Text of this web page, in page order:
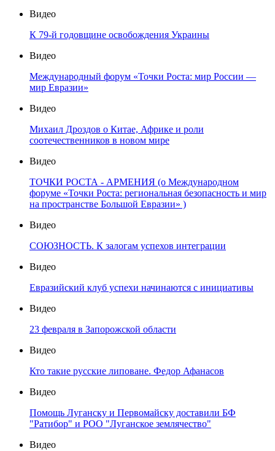
Видео
К 79-й годовщине освобождения Украины
Видео
Международный форум «Точки Роста: мир России —
мир Евразии»
Видео
Михаил Дроздов о Китае, Африке и роли
соотечественников в новом мире
Видео
ТОЧКИ РОСТА - АРМЕНИЯ (о Международном
форуме «Точки Роста: региональная безопасность и мир
на пространстве Большой Евразии» )
Видео
СОЮЗНОСТЬ. К залогам успехов интеграции
Видео
Евразийский клуб успехи начинаются с инициативы
Видео
23 февраля в Запорожской области
Видео
Кто такие русские липоване. Федор Афанасов
Видео
Помощь Луганску и Первомайску доставили БФ
"Ратибор" и РОО "Луганское землячество"
Видео